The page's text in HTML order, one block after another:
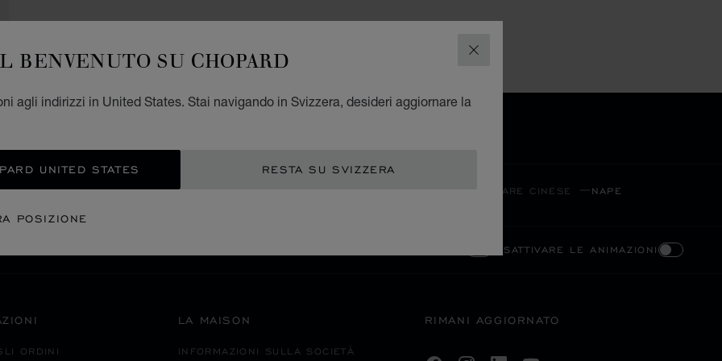
CHIUDI
BENVENUTO SU CHOPARD
agli indirizzi in United States. Stai navigando in Svizzera, desideri aggiornare la
UNITED STATES RESTA SU SVIZZERA
POSIZIONE
OCEANIA MACAO, REGIONI AMMINISTRATIVE SPECIALI DELLA REPUBBLICA POPOLARE CINESE NAPE
DISATTIVARE LE ANIMAZIONI
ORDINI
LA MAISON
INFORMAZIONI SULLA SOCIETÀ
RIMANI AGGIORNATO